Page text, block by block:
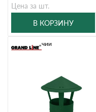
Цена за шт.
В КОРЗИНУ
В наличии